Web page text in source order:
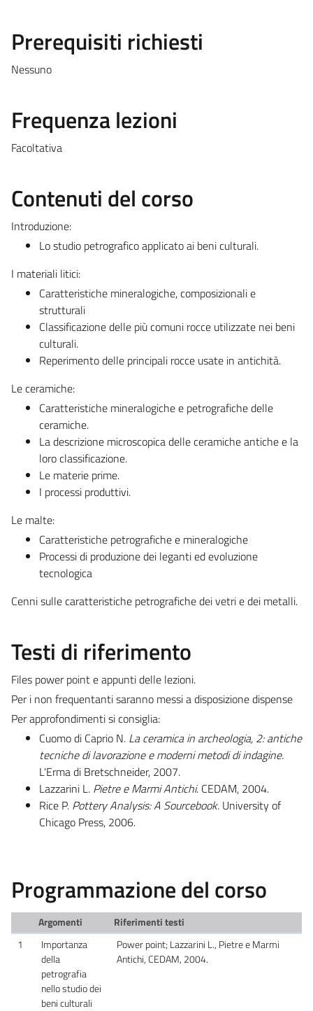
Prerequisiti richiesti
Nessuno
Frequenza lezioni
Facoltativa
Contenuti del corso
Introduzione:
Lo studio petrografico applicato ai beni culturali.
I materiali litici:
Caratteristiche mineralogiche, composizionali e
strutturali
Classificazione delle più comuni rocce utilizzate nei beni
culturali.
Reperimento delle principali rocce usate in antichità.
Le ceramiche:
Caratteristiche mineralogiche e petrografiche delle
ceramiche.
La descrizione microscopica delle ceramiche antiche e la
loro classificazione.
Le materie prime.
I processi produttivi.
Le malte:
Caratteristiche petrografiche e mineralogiche
Processi di produzione dei leganti ed evoluzione
tecnologica
Cenni sulle caratteristiche petrografiche dei vetri e dei metalli.
Testi di riferimento
Files power point e appunti delle lezioni.
Per i non frequentanti saranno messi a disposizione dispense
Per approfondimenti si consiglia:
Cuomo di Caprio N. La ceramica in archeologia, 2:antiche
tecniche di lavorazione e moderni metodi di indagine.
L'Erma di Bretschneider, 2007.
Lazzarini L. Pietre e Marmi Antichi. CEDAM, 2004.
Rice P. Pottery Analysis: A Sourcebook. University of
Chicago Press, 2006.
Programmazione del corso
Argomenti
Riferimenti testi
1
Importanza
della
petrografia
nello studio dei
beni culturali
Power point; Lazzarini L., Pietre e Marmi
Antichi, CEDAM, 2004.